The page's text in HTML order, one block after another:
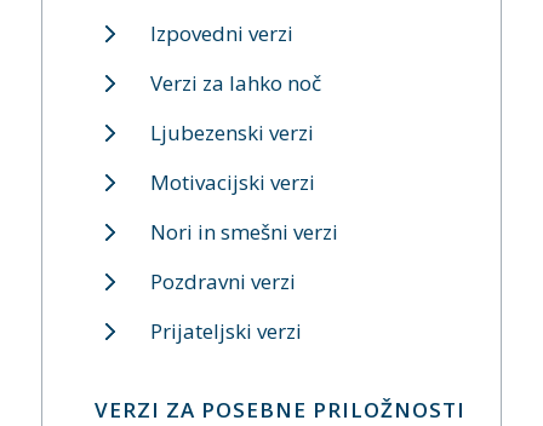
Izpovedni verzi
Verzi za lahko noč
Ljubezenski verzi
Motivacijski verzi
Nori in smešni verzi
Pozdravni verzi
Prijateljski verzi
VERZI ZA POSEBNE PRILOŽNOSTI